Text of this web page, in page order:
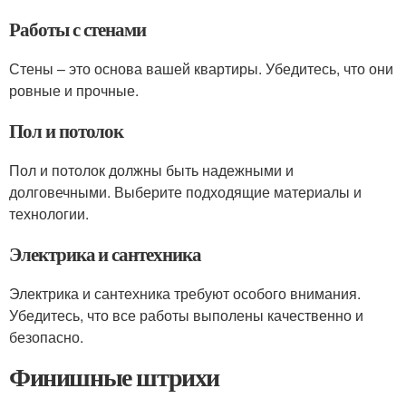
Работы с стенами
Стены – это основа вашей квартиры. Убедитесь, что они
ровные и прочные.
Пол и потолок
Пол и потолок должны быть надежными и
долговечными. Выберите подходящие материалы и
технологии.
Электрика и сантехника
Электрика и сантехника требуют особого внимания.
Убедитесь, что все работы выполены качественно и
безопасно.
Финишные штрихи